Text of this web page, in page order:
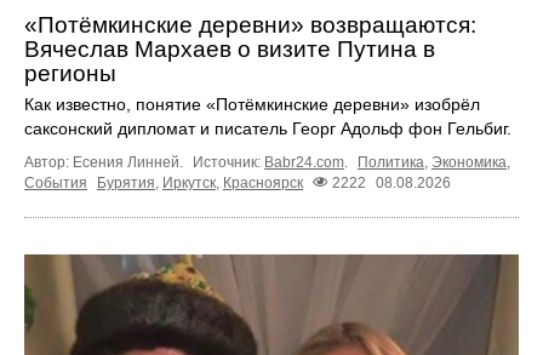
«Потёмкинские деревни» возвращаются:
Вячеслав Мархаев о визите Путина в
регионы
Как известно, понятие «Потёмкинские деревни» изобрёл
саксонский дипломат и писатель Георг Адольф фон Гельбиг.
Автор: Есения Линней. Источник: Babr24.com Политика Экономика
События
Бурятия, Иркутск, Красноярск 2222 08.08.2026